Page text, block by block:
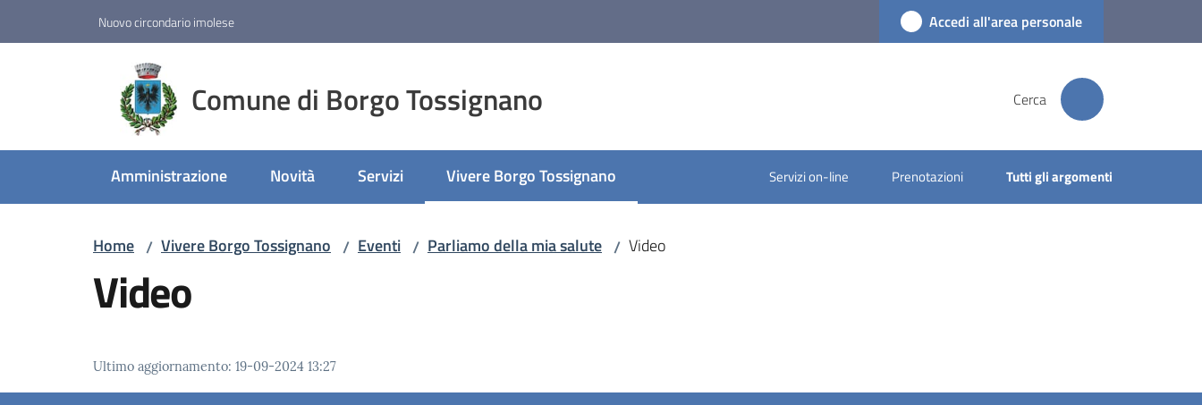
Nuovo circondario imolese Accedi all'area personale
Comune di Borgo Tossignano Cerca
Amministrazione Novità Servizi Vivere Borgo Tossignano
Menu selezionato Servizi on-line Prenotazioni Tutti gli argomenti
Home / Vivere Borgo Tossignano / Eventi / Parliamo della mia salute / Video
Video
Ultimo aggiornamento: 19-09-2024 13:27